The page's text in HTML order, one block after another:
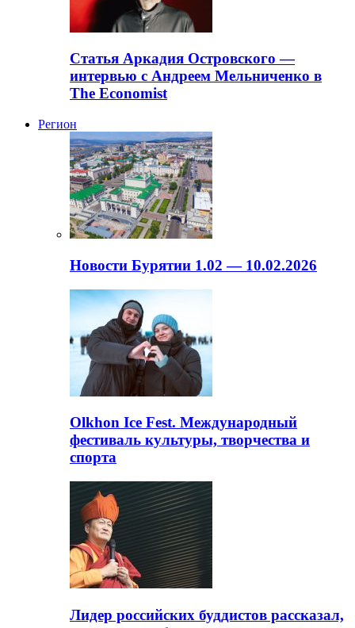
Статья Аркадия Островского —
интервью с Андреем Мельниченко в
The Economist
Регион
Новости Бурятии 1.02 — 10.02.2026
Olkhon Ice Fest. Международный
фестиваль культуры, творчества и
спорта
Лидер российских буддистов рассказал,